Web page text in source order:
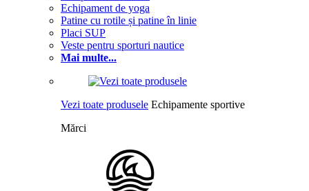
Echipament de yoga
Patine cu rotile și patine în linie
Placi SUP
Veste pentru sporturi nautice
Mai multe...
Vezi toate produsele Echipamente sportive
Mărci